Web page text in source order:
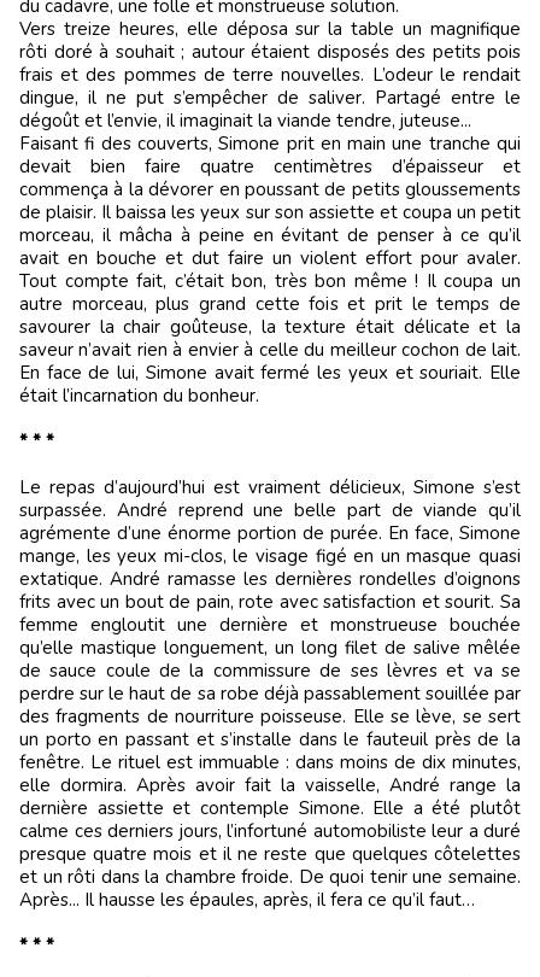
du cadavre, une folle et monstrueuse solution.
Vers treize heures, elle déposa sur la table un magnifique
rôti doré à souhait ; autour étaient disposés des petits pois
frais et des pommes de terre nouvelles. L’odeur le rendait
dingue, il ne put s’empêcher de saliver. Partagé entre le
dégoût et l’envie, il imaginait la viande tendre, juteuse...
Faisant fi des couverts, Simone prit en main une tranche qui
devait bien faire quatre centimètres d’épaisseur et
commença à la dévorer en poussant de petits gloussements
de plaisir. Il baissa les yeux sur son assiette et coupa un petit
morceau, il mâcha à peine en évitant de penser à ce qu’il
avait en bouche et dut faire un violent effort pour avaler.
Tout compte fait, c’était bon, très bon même ! Il coupa un
autre morceau, plus grand cette fois et prit le temps de
savourer la chair goûteuse, la texture était délicate et la
saveur n’avait rien à envier à celle du meilleur cochon de lait.
En face de lui, Simone avait fermé les yeux et souriait. Elle
était l’incarnation du bonheur.
* * *
Le repas d’aujourd’hui est vraiment délicieux, Simone s’est
surpassée. André reprend une belle part de viande qu’il
agrémente d’une énorme portion de purée. En face, Simone
mange, les yeux mi-clos, le visage figé en un masque quasi
extatique. André ramasse les dernières rondelles d’oignons
frits avec un bout de pain, rote avec satisfaction et sourit. Sa
femme engloutit une dernière et monstrueuse bouchée
qu’elle mastique longuement, un long filet de salive mêlée
de sauce coule de la commissure de ses lèvres et va se
perdre sur le haut de sa robe déjà passablement souillée par
des fragments de nourriture poisseuse. Elle se lève, se sert
un porto en passant et s’installe dans le fauteuil près de la
fenêtre. Le rituel est immuable : dans moins de dix minutes,
elle dormira. Après avoir fait la vaisselle, André range la
dernière assiette et contemple Simone. Elle a été plutôt
calme ces derniers jours, l’infortuné automobiliste leur a duré
presque quatre mois et il ne reste que quelques côtelettes
et un rôti dans la chambre froide. De quoi tenir une semaine.
Après... Il hausse les épaules, après, il fera ce qu’il faut…
* * *